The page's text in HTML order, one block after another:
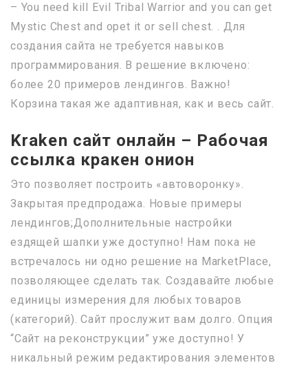
– You need kill Evil Tribal Warrior and you сan get
Mystic Chest and opet it or sell chest. . Для
создания сайта не требуется навыков
программирования. В решение включено:
более 20 примеров лендингов. Важно!
Корзина такая же адаптивная, как и весь сайт.
Kraken сайт онлайн – Рабочая
ссылка кракен онион
Это позволяет построить «автоворонку».
Закрытая предпродажа. Новые примеры
лендингов;Дополнительные настройки
ездящей шапки уже доступно! Нам пока не
встречалось ни одно решение на MarketPlace,
позволяющее сделать так. Создавайте любые
единицы измерения для любых товаров
(категорий). Сайт прослужит вам долго. Опция
“Сайт на реконструкции” уже доступно! У
никальный режим редактирования элементов